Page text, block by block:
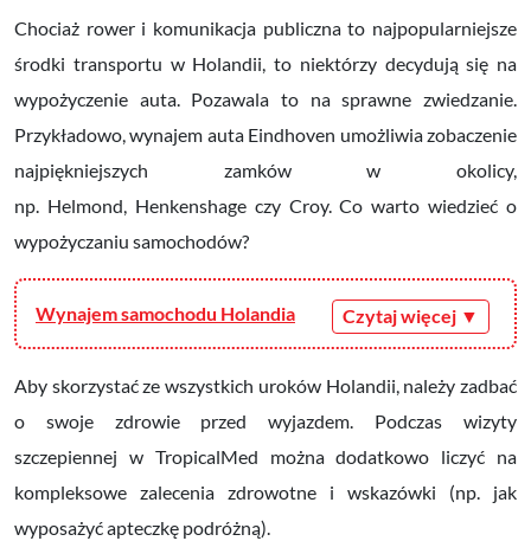
Chociaż rower i komunikacja publiczna to najpopularniejsze
środki transportu w Holandii, to niektórzy decydują się na
wypożyczenie auta. Pozawala to na sprawne zwiedzanie.
Przykładowo, wynajem auta Eindhoven umożliwia zobaczenie
najpiękniejszych zamków w okolicy,
np. Helmond, Henkenshage czy Croy. Co warto wiedzieć o
wypożyczaniu samochodów?
Wynajem samochodu Holandia
Aby skorzystać ze wszystkich uroków Holandii, należy zadbać
o swoje zdrowie przed wyjazdem. Podczas wizyty
szczepiennej w TropicalMed można dodatkowo liczyć na
kompleksowe zalecenia zdrowotne i wskazówki (np. jak
wyposażyć apteczkę podróżną).